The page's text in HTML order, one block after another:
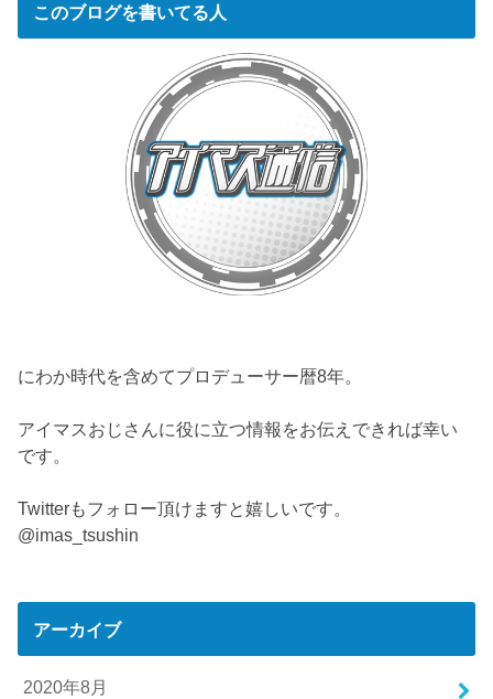
このブログを書いてる人
にわか時代を含めてプロデューサー暦8年。
アイマスおじさんに役に立つ情報をお伝えできれば幸い
です。
Twitterもフォロー頂けますと嬉しいです。
@imas_tsushin
アーカイブ
2020年8月